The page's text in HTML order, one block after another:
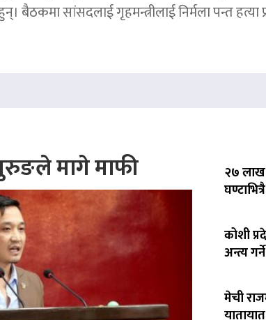
बैठकमा सांसदलाई गृहमन्त्रीलाई निर्मला पन्त
मागे माफी
२७ लाख
कोशी
अन्त्य
मेची